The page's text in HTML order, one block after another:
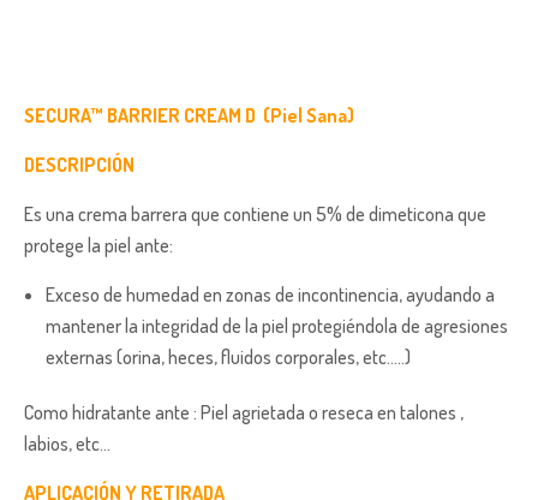
SECURA™ BARRIER CREAM D (Piel Sana)
DESCRIPCIÓN
Es una crema barrera que contiene un 5% de dimeticona que
protege la piel ante:
Exceso de humedad en zonas de incontinencia, ayudando a
mantener la integridad de la piel protegiéndola de agresiones
externas (orina, heces, fluidos corporales, etc…..)
Como hidratante ante : Piel agrietada o reseca en talones ,
labios, etc…
APLICACIÓN Y RETIRADA